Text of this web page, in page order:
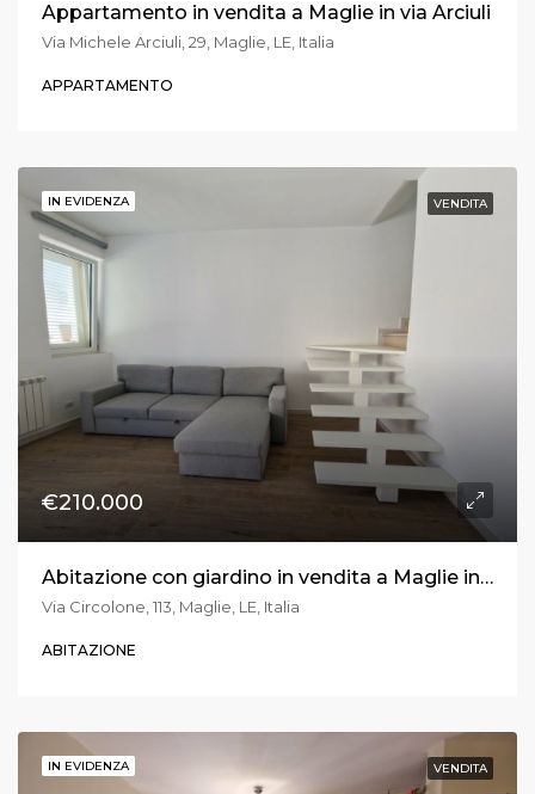
Appartamento in vendita a Maglie in via Arciuli
Via Michele Arciuli, 29, Maglie, LE, Italia
APPARTAMENTO
IN EVIDENZA VENDITA
€210.000
Abitazione con giardino in vendita a Maglie in via Circolone
Via Circolone, 113, Maglie, LE, Italia
ABITAZIONE
IN EVIDENZA VENDITA